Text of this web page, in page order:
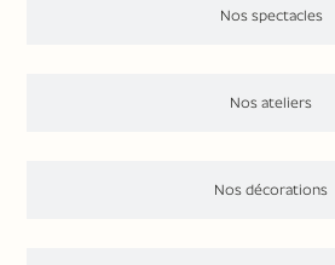
Nos spectacles
Nos ateliers
Nos décorations